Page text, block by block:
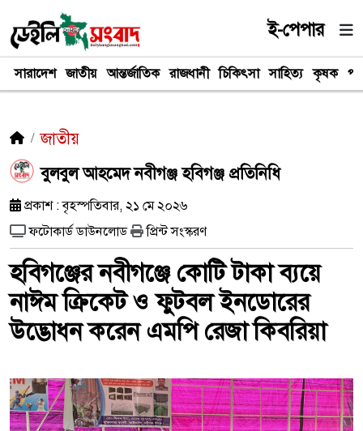
ই-পেপার
সারাদেশ জাতীয় আন্তর্জাতিক রাজধানী চিকিৎসা সাহিত্য কৃষক
জাতীয়
বুলবুল আহমেদ নবীগঞ্জ হবিগঞ্জ প্রতিনিধি
প্রকাশ : বৃহস্পতিবার, ২১ মে ২০২৬
ফটোকার্ড ডাউনলোড
প্রিন্ট সংস্করণ
হবিগঞ্জের নবীগঞ্জে কোটি টাকা ব্যয়ে
নাঈম ক্রিকেট ও ফুটবল ইনডোরের
উদ্ভোধন করেন এমপি রেজা কিবরিয়া